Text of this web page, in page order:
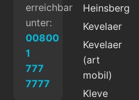
erreichbar
unter:
00800
1
777
7777
Heinsberg
Kevelaer
Kevelaer
(art
mobil)
Kleve